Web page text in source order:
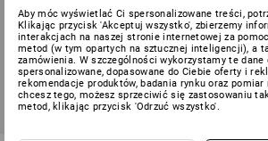
Aby móc wyświetlać Ci spersonalizowane treści,
Klikając przycisk 'Akceptuj wszystko', zbierzemy
interakcjach na naszej stronie internetowej za
metod (w tym opartych na sztucznej inteligencji), a
zamówienia. W szczególności wykorzystamy te dane
spersonalizowane, dopasowane do Ciebie oferty i
rekomendacje produktów, badania rynku oraz
chcesz tego, możesz sprzeciwić się zastosowaniu
metod, klikając przycisk 'Odrzuć wszystko'.